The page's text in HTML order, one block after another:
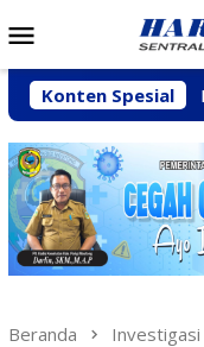
ke
Mobile
Konten Spesial
Dinas ESDM
Beranda Investigasi